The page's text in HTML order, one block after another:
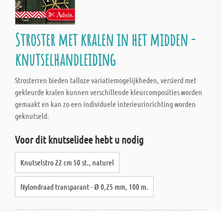
Stroster met kralen in het midden -
knutselhandleiding
Strosterren bieden talloze variatiemogelijkheden, versierd met
gekleurde kralen kunnen verschillende kleurcomposities worden
gemaakt en kan zo een individuele interieurinrichting worden
geknutseld.
Voor dit knutselidee hebt u nodig
Knutselstro 22 cm 50 st., naturel
Nylondraad transparant - Ø 0,25 mm, 100 m.